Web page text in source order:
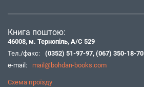
Книга поштою:
46008, м. Тернопіль, А/С 529
Тел./факс:
(0352) 51-97-97, (067) 350-18-70
e-mail:
mail@bohdan-books.com
Схема проїзду